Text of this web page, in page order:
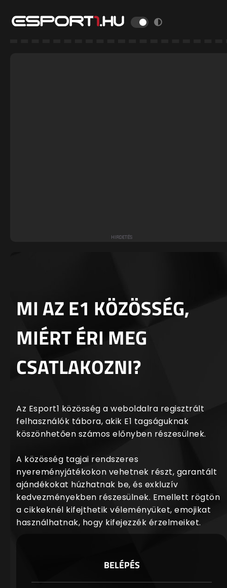
MI AZ E1 KÖZÖSSÉG,
MIÉRT ÉRI MEG
CSATLAKOZNI?
Az Esport1 közösség a weboldalra regisztrált
felhasználók tábora, akik E1 tagságuknak
köszönhetően számos előnyben részesülnek.
A közösség tagjai rendszeres
nyereményjátékokon vehetnek részt, garantált
ajándékokat húzhatnak be, és exkluzív
kedvezményekben részesülnek. Emellett rögtön
a cikkeknél kifejthetik véleményüket, emojikat
használhatnak, hogy kifejezzék érzelmeiket.
BELÉPÉS